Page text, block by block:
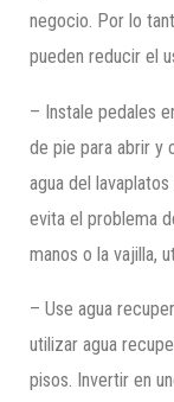
negocio. Por lo
pueden reducir el
– Instale pedales
de pie para abrir y
agua del
evita el problema
manos o la vajilla,
– Use agua
utilizar agua
pisos. Invertir en